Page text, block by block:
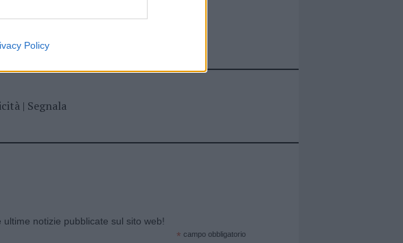
Policy
| Segnala
notizie pubblicate sul sito web!
* campo obbligatorio